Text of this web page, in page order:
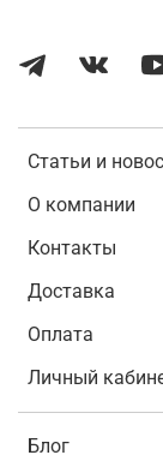
Статьи и
О компании
Контакты
Доставка
Оплата
Личный
Блог